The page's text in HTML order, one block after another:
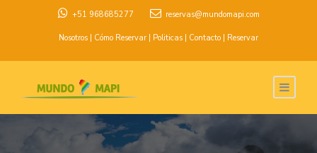
+51 968685277 reservas@mundomapi.com
Nosotros Cómo Reservar Politicas Contacto Reservar